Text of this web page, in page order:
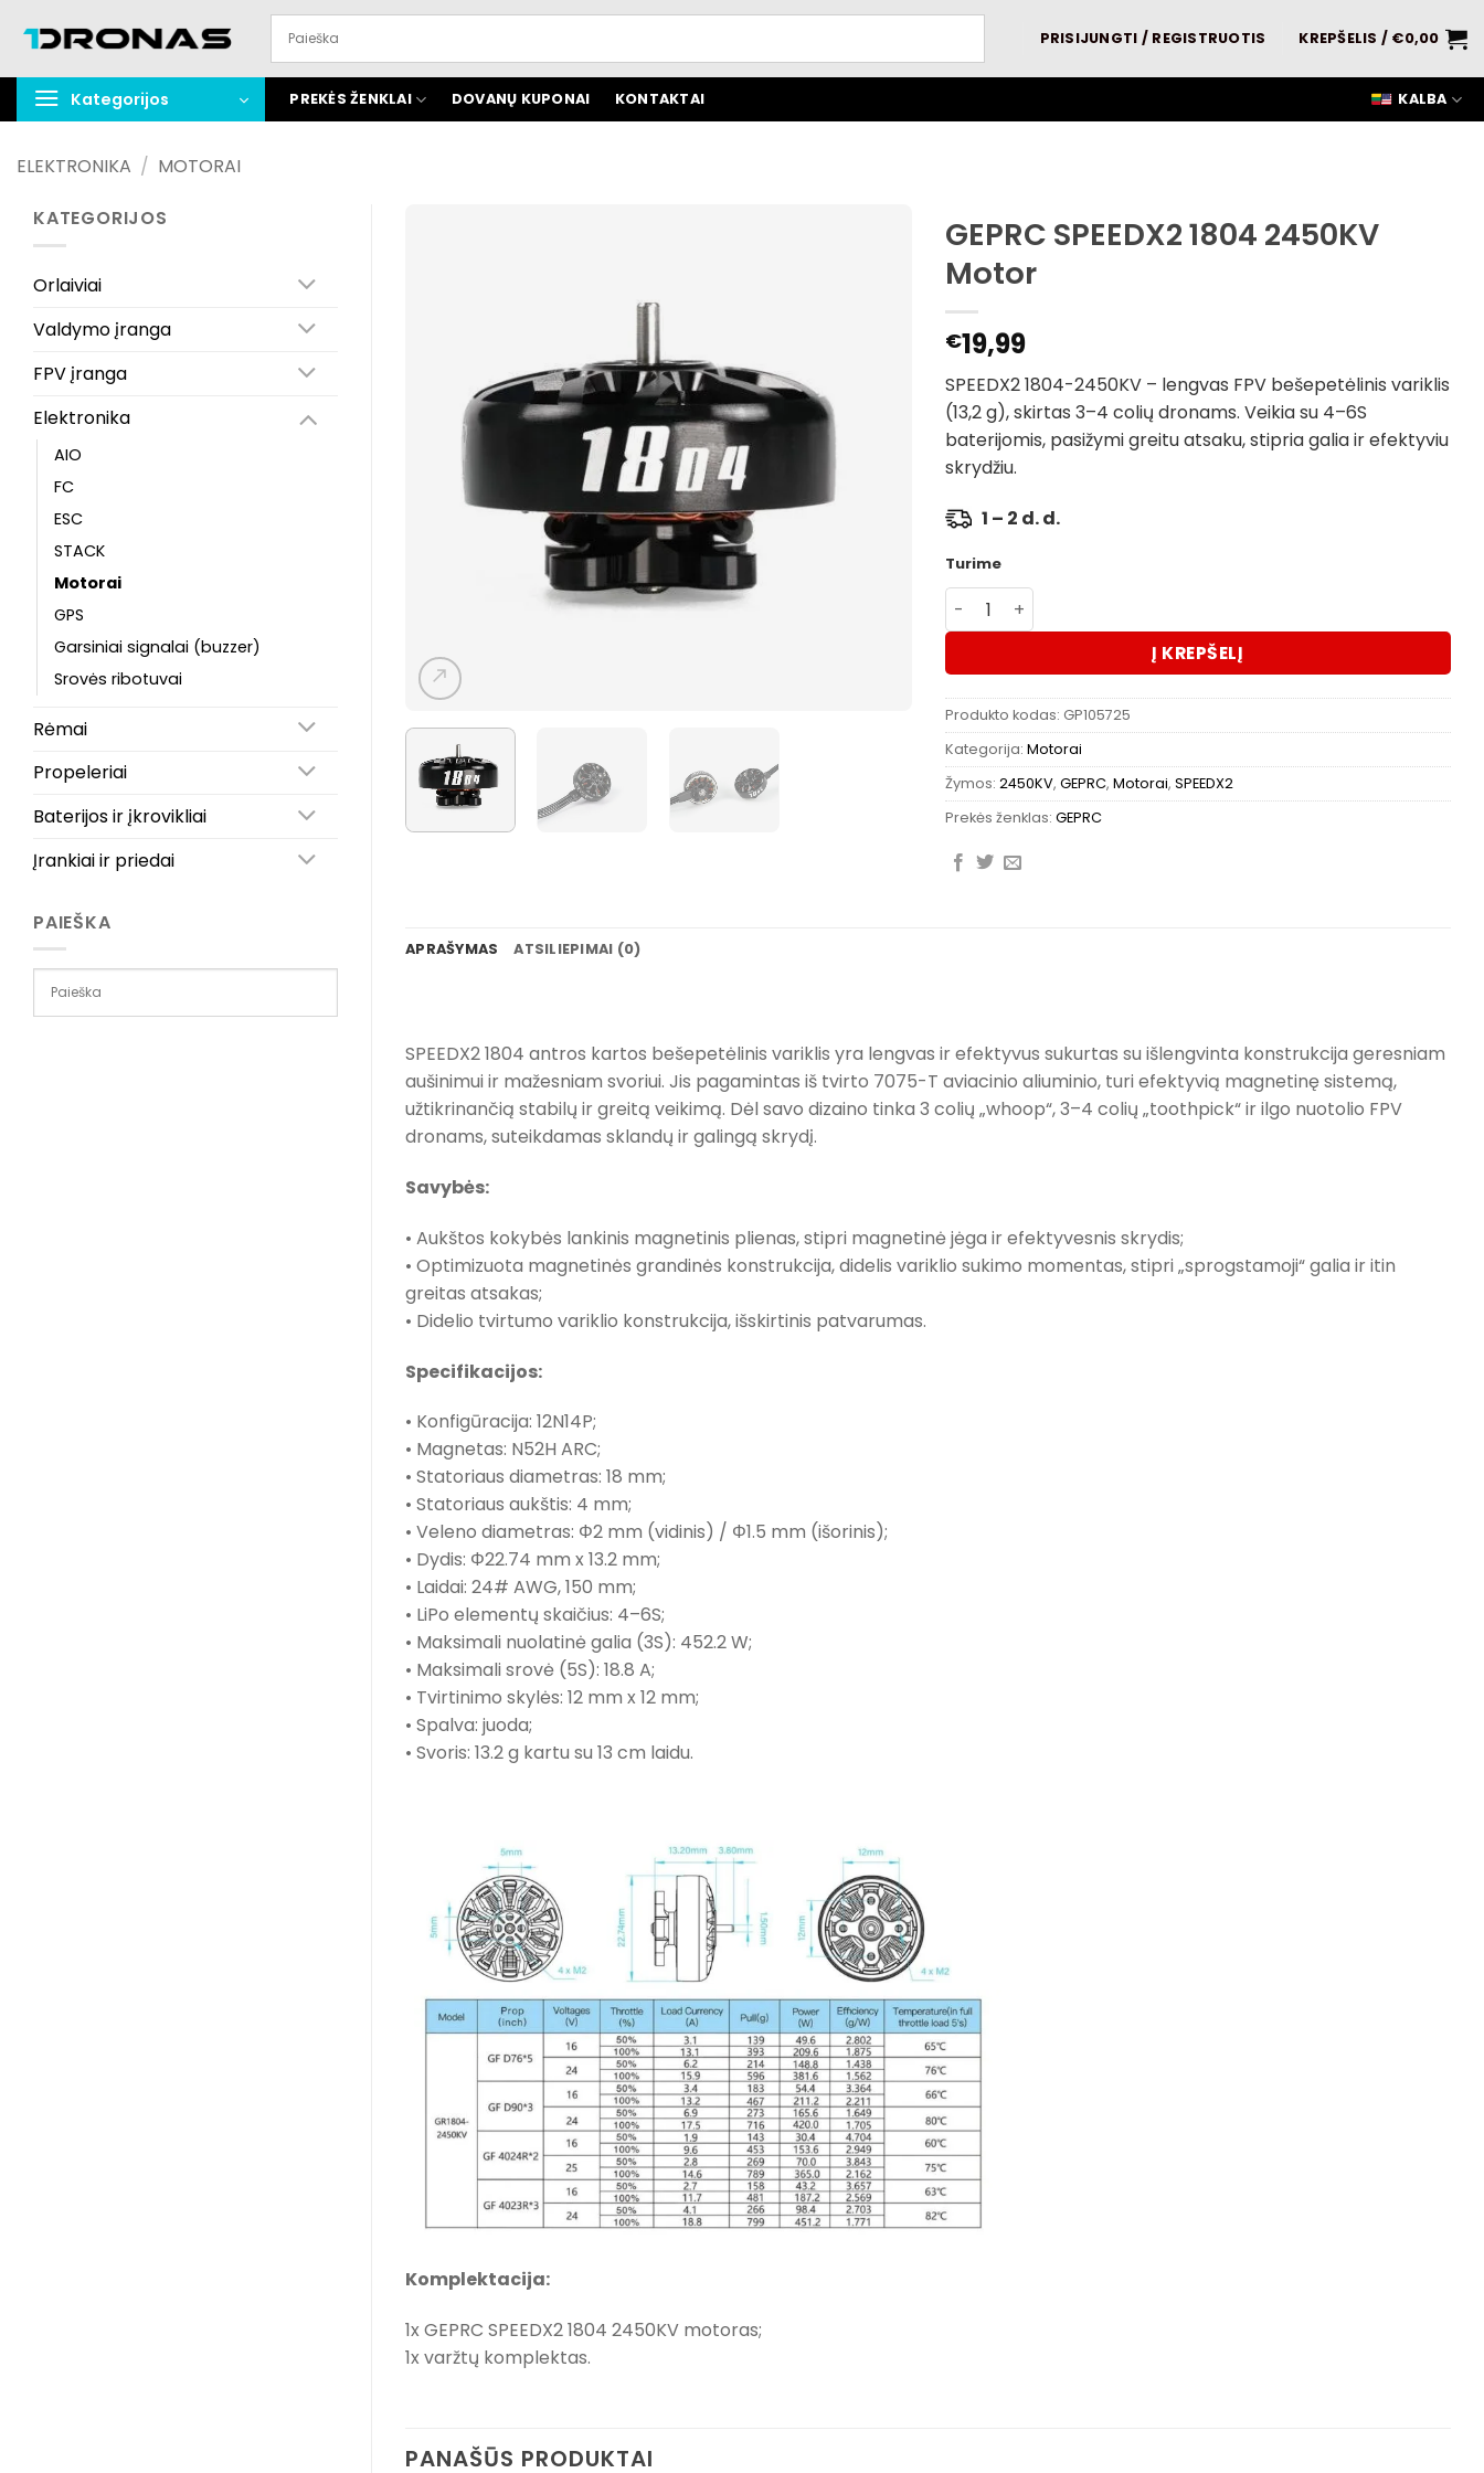
turinį
PRISIJUNGTI / REGISTRUOTIS KREPŠELIS / €0,00
Kategorijos PREKĖS ŽENKLAI DOVANŲ KUPONAI KONTAKTAI KALBA
ELEKTRONIKA / MOTORAI
KATEGORIJOS
Orlaiviai
Valdymo įranga
FPV įranga
Elektronika
AIO
FC
ESC
STACK
Motorai
GPS
Garsiniai signalai (buzzer)
Srovės ribotuvai
Rėmai
Propeleriai
Baterijos ir įkrovikliai
Įrankiai ir priedai
PAIEŠKA
GEPRC SPEEDX2 1804 2450KV
Motor
€19,99
SPEEDX2 1804-2450KV – lengvas FPV bešepetėlinis variklis
(13,2 g), skirtas 3–4 colių dronams. Veikia su 4–6S
baterijomis, pasižymi greitu atsaku, stipria galia ir efektyviu
skrydžiu.
1 – 2 d. d.
Turime
produkto kiekis: GEPRC SPEEDX2 1804 2450KV Motor
Į KREPŠELĮ
Produkto kodas: GP105725
Kategorija: Motorai
Žymos: 2450KV, GEPRC, Motorai, SPEEDX2
Prekės ženklas: GEPRC
APRAŠYMAS ATSILIEPIMAI (0)
SPEEDX2 1804 antros kartos bešepetėlinis variklis yra lengvas ir efektyvus sukurtas su išlengvinta konstrukcija geresniam
aušinimui ir mažesniam svoriui. Jis pagamintas iš tvirto 7075-T aviacinio aliuminio, turi efektyvią magnetinę sistemą,
užtikrinančią stabilų ir greitą veikimą. Dėl savo dizaino tinka 3 colių „whoop“, 3–4 colių „toothpick“ ir ilgo nuotolio FPV
dronams, suteikdamas sklandų ir galingą skrydį.
Savybės:
• Aukštos kokybės lankinis magnetinis plienas, stipri magnetinė jėga ir efektyvesnis skrydis;
• Optimizuota magnetinės grandinės konstrukcija, didelis variklio sukimo momentas, stipri „sprogstamoji“ galia ir itin
greitas atsakas;
• Didelio tvirtumo variklio konstrukcija, išskirtinis patvarumas.
Specifikacijos:
• Konfigūracija: 12N14P;
• Magnetas: N52H ARC;
• Statoriaus diametras: 18 mm;
• Statoriaus aukštis: 4 mm;
• Veleno diametras: Φ2 mm (vidinis) / Φ1.5 mm (išorinis);
• Dydis: Φ22.74 mm x 13.2 mm;
• Laidai: 24# AWG, 150 mm;
• LiPo elementų skaičius: 4–6S;
• Maksimali nuolatinė galia (3S): 452.2 W;
• Maksimali srovė (5S): 18.8 A;
• Tvirtinimo skylės: 12 mm x 12 mm;
• Spalva: juoda;
• Svoris: 13.2 g kartu su 13 cm laidu.
Komplektacija:
1x GEPRC SPEEDX2 1804 2450KV motoras;
1x varžtų komplektas.
PANAŠŪS PRODUKTAI